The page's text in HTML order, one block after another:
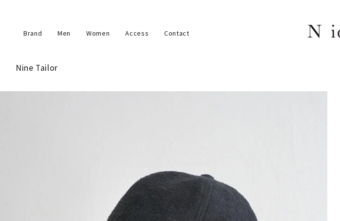
Brand Men Women Access Contact
Nine Tailor